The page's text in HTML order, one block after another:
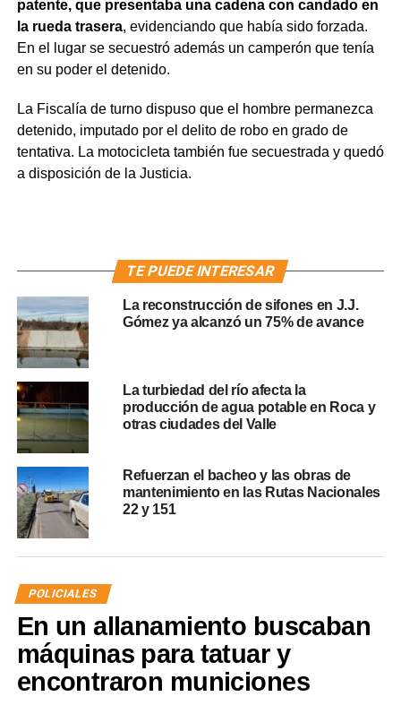
patente, que presentaba una cadena con candado en
la rueda trasera, evidenciando que había sido forzada.
En el lugar se secuestró además un camperón que tenía
en su poder el detenido.
La Fiscalía de turno dispuso que el hombre permanezca
detenido, imputado por el delito de robo en grado de
tentativa. La motocicleta también fue secuestrada y quedó
a disposición de la Justicia.
TE PUEDE INTERESAR
La reconstrucción de sifones en J.J.
Gómez ya alcanzó un 75% de avance
La turbiedad del río afecta la
producción de agua potable en Roca y
otras ciudades del Valle
Refuerzan el bacheo y las obras de
mantenimiento en las Rutas Nacionales
22 y 151
POLICIALES
En un allanamiento buscaban
máquinas para tatuar y
encontraron municiones